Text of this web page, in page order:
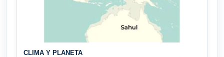
CLIMA Y PLANETA